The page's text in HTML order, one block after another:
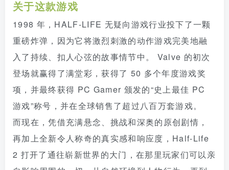
关于这款游戏
1998 年，HALF-LIFE 无疑向游戏行业投下了一颗
重磅炸弹，因为它将激烈刺激的动作游戏完美地融
入了持续、扣人心弦的故事情节中。 Valve 的初次
登场就赢得了满堂彩，获得了 50 多个年度游戏奖
项，并最终获得 PC Gamer 颁发的“史上最佳 PC
游戏”称号，并在全球销售了超过八百万套游戏。
而现在，凭借充满悬念、挑战和深奥的原创剧情，
再加上全新令人称奇的真实感和响应度，Half-Life
2 打开了通往崭新世界的大门，在那里玩家们可以亲